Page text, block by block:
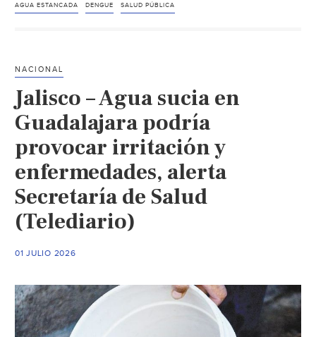
El
da
en
ríos,
sino
en
desechos
agua:
Salud
MX)
AGUA ESTANCADA DENGUE SALUD PÚBLICA
NACIONAL
Jalisco – Agua sucia en
Guadalajara podría
provocar irritación y
enfermedades, alerta
Secretaría de Salud
(Telediario)
01 JULIO 2026